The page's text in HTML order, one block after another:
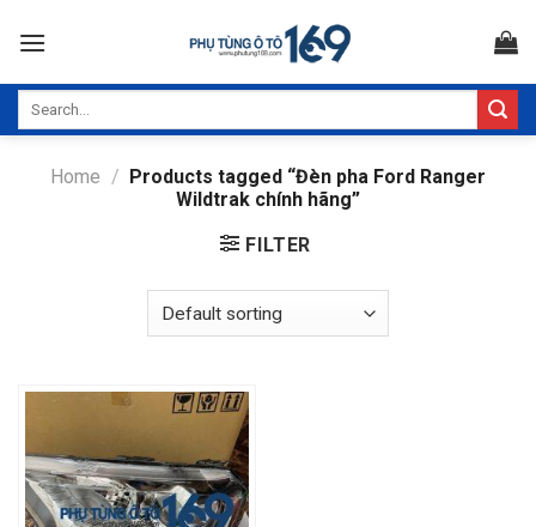
Home / Products tagged “Đèn pha Ford Ranger
Wildtrak chính hãng”
FILTER